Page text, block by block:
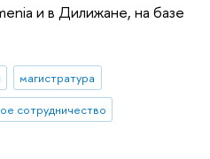
и в Дилижане, на базе
магистратура
сотрудничество